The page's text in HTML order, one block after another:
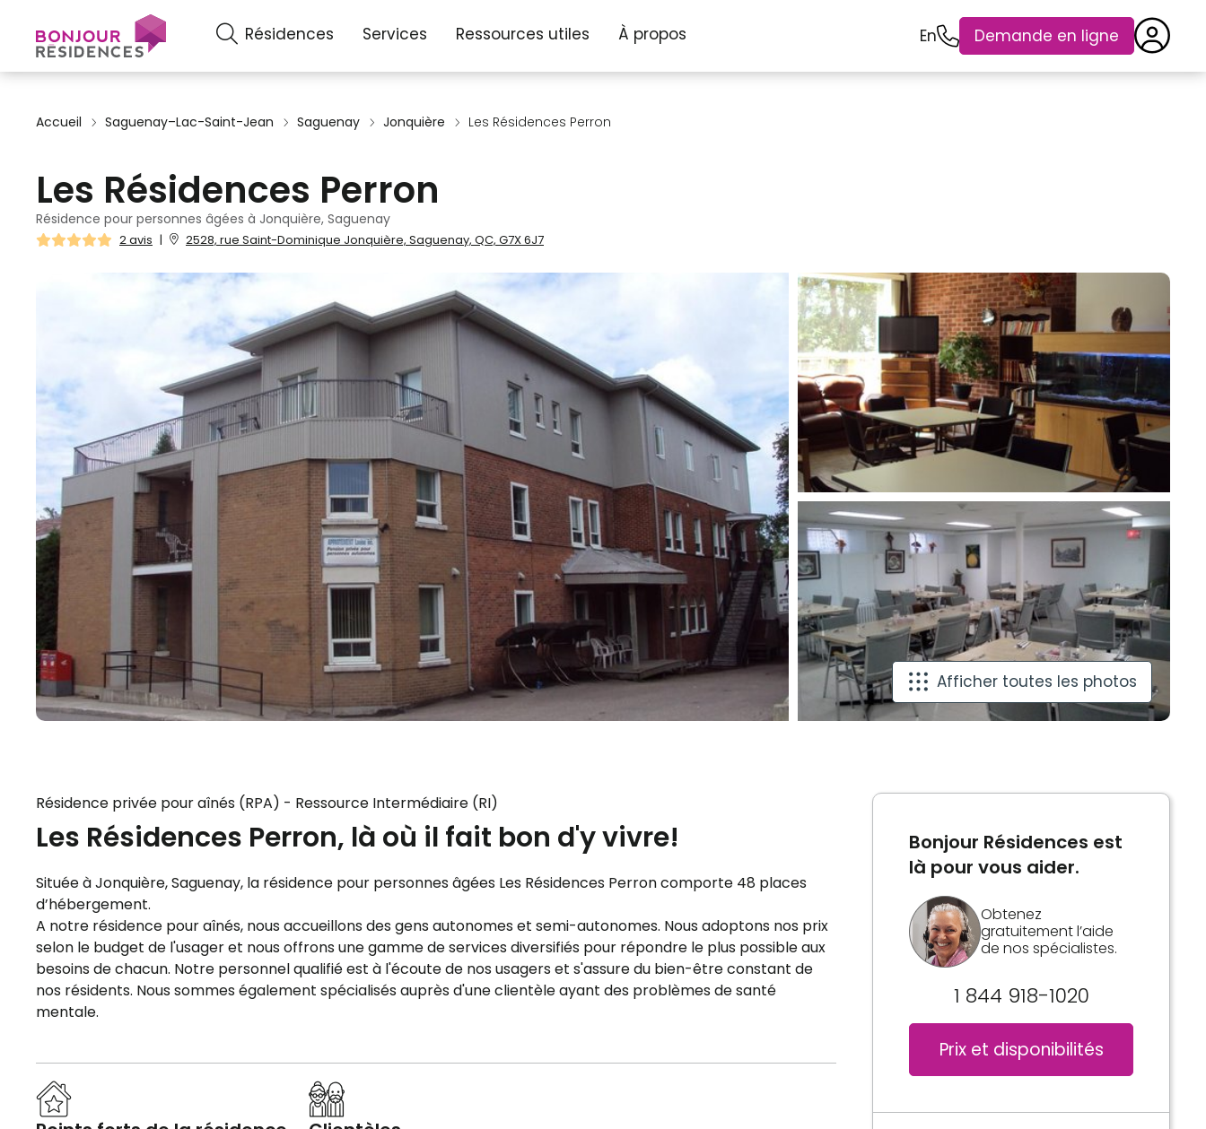
Résidences Services Ressources utiles À propos En Demande en ligne
Accueil Saguenay–Lac-Saint-Jean Saguenay Jonquière Les Résidences Perron
Les Résidences Perron
Résidence pour personnes âgées à Jonquière, Saguenay
2 avis | 2528, rue Saint-Dominique Jonquière, Saguenay, QC, G7X 6J7
Afficher toutes les photos
Résidence privée pour aînés (RPA) - Ressource Intermédiaire (RI)
Les Résidences Perron, là où il fait bon d'y vivre!
Située à Jonquière, Saguenay, la résidence pour personnes âgées Les Résidences Perron comporte 48 places
d’hébergement.
A notre résidence pour aînés, nous accueillons des gens autonomes et semi-autonomes. Nous adoptons nos prix
selon le budget de l'usager et nous offrons une gamme de services diversifiés pour répondre le plus possible aux
besoins de chacun. Notre personnel qualifié est à l'écoute de nos usagers et s'assure du bien-être constant de
nos résidents. Nous sommes également spécialisés auprès d'une clientèle ayant des problèmes de santé
mentale.
Bonjour Résidences est
là pour vous aider.
Obtenez
gratuitement l’aide
de nos spécialistes.
1 844 918-1020
Prix et disponibilités